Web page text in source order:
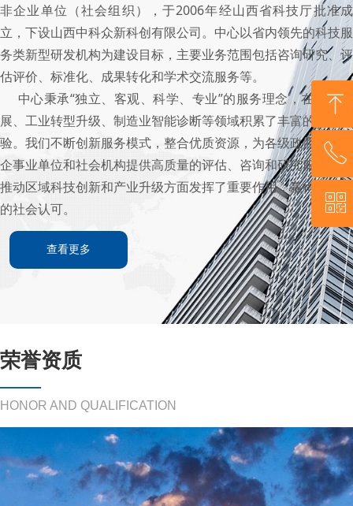
非企业单位（社会组织），于2006年经山西省科技厅批准成
立，下设山西中科众新科创有限公司。中心以省内领先的科技服
务类新型研发机构为建设目标，主要业务范围包括咨询研究、评
估评价、标准化、成果转化和学术交流服务等。
中心秉承“独立、客观、科学、专业”的服务理念，在产业发
展、工业转型升级、制造业智能诊断等领域积累了丰富的实践经
验。我们不断创新服务模式，整合优质资源，为各级政府部门、
企事业单位和社会机构提供高质量的评估、咨询和研究服务，在
推动区域科技创新和产业升级方面发挥了重要作用，赢得了广泛
的社会认可。
查看更多
荣誉资质
——
HONOR AND QUALIFICATION
ꁸ
回到顶部
ꂅ
0351-7022139
ꀥ
公众号